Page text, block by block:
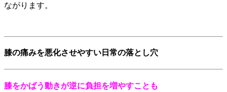
ながります。
膝の痛みを悪化させやすい日常の落とし穴
膝をかばう動きが逆に負担を増やすことも